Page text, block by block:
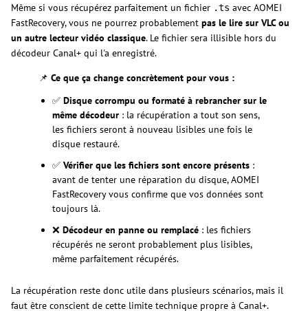
Même si vous récupérez parfaitement un fichier .ts avec AOMEI
FastRecovery, vous ne pourrez probablement pas le lire sur VLC ou
un autre lecteur vidéo classique. Le fichier sera illisible hors du
décodeur Canal+ qui l'a enregistré.
📌 Ce que ça change concrètement pour vous :
✅ Disque corrompu ou formaté à rebrancher sur le
même décodeur : la récupération a tout son sens,
les fichiers seront à nouveau lisibles une fois le
disque restauré.
✅ Vérifier que les fichiers sont encore présents :
avant de tenter une réparation du disque, AOMEI
FastRecovery vous confirme que vos données sont
toujours là.
❌ Décodeur en panne ou remplacé : les fichiers
récupérés ne seront probablement plus lisibles,
même parfaitement récupérés.
La récupération reste donc utile dans plusieurs scénarios, mais il
faut être conscient de cette limite technique propre à Canal+.